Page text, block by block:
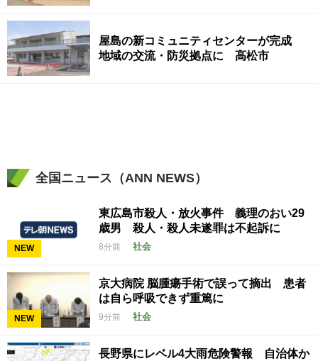
屋島の新コミュニティセンターが完成
地域の交流・防災拠点に 高松市
全国ニュース（ANN NEWS）
NEW
東広島市殺人・放火事件 義理のおい29
歳男 殺人・殺人未遂罪は不起訴に
8分前 社会
NEW
京大病院 脳腫瘍手術で誤って摘出 患者
は自ら呼吸できず重篤に
9分前 社会
長野県にレベル4大雨危険警報 自治体か